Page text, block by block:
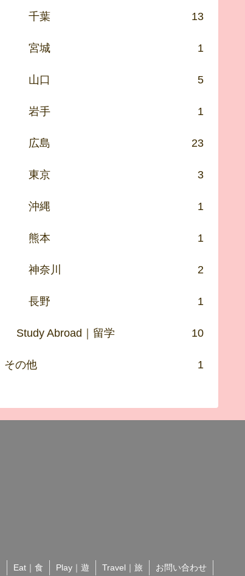
千葉 13
宮城 1
山口 5
岩手 1
広島 23
東京 3
沖縄 1
熊本 1
神奈川 2
長野 1
Study Abroad｜留学 10
その他 1
Eat｜食 Play｜遊 Travel｜旅 お問い合わせ